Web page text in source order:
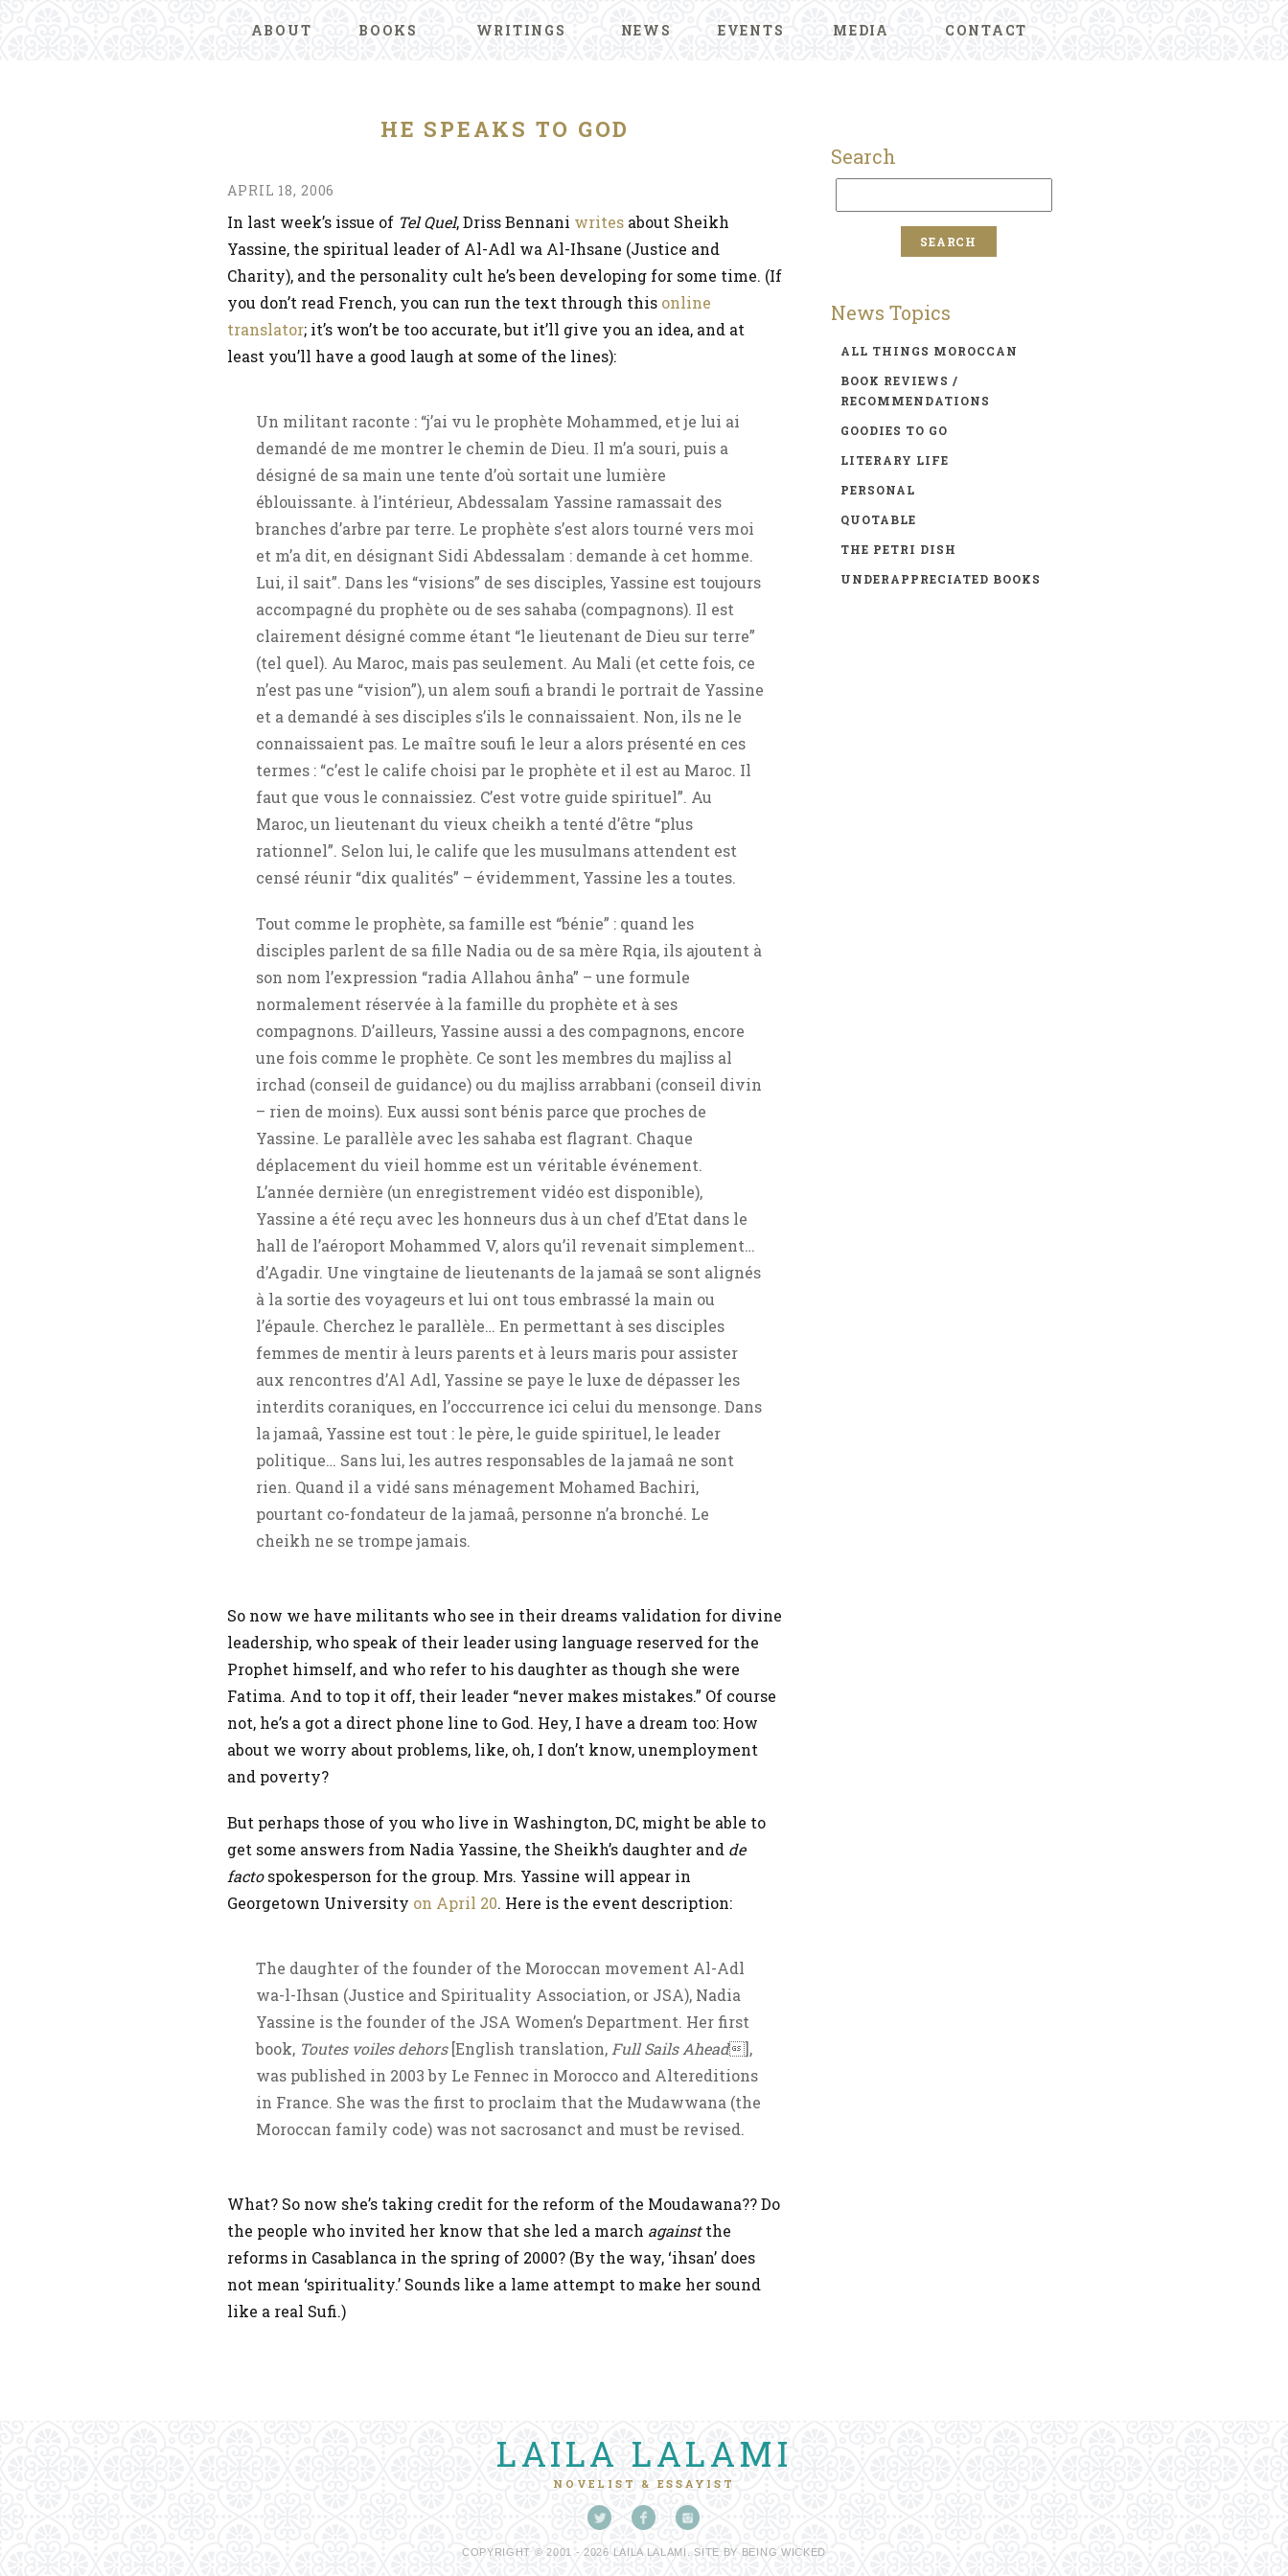
ABOUT BOOKS WRITINGS NEWS EVENTS MEDIA CONTACT
HE SPEAKS TO GOD
APRIL 18, 2006
In last week’s issue of Tel Quel, Driss Bennani writes about Sheikh
Yassine, the spiritual leader of Al-Adl wa Al-Ihsane (Justice and
Charity), and the personality cult he’s been developing for some time. (If
you don’t read French, you can run the text through this online
translator; it’s won’t be too accurate, but it’ll give you an idea, and at
least you’ll have a good laugh at some of the lines):
Un militant raconte : “j’ai vu le prophète Mohammed, et je lui ai
demandé de me montrer le chemin de Dieu. Il m’a souri, puis a
désigné de sa main une tente d’où sortait une lumière
éblouissante. à l’intérieur, Abdessalam Yassine ramassait des
branches d’arbre par terre. Le prophète s’est alors tourné vers moi
et m’a dit, en désignant Sidi Abdessalam : demande à cet homme.
Lui, il sait”. Dans les “visions” de ses disciples, Yassine est toujours
accompagné du prophète ou de ses sahaba (compagnons). Il est
clairement désigné comme étant “le lieutenant de Dieu sur terre”
(tel quel). Au Maroc, mais pas seulement. Au Mali (et cette fois, ce
n’est pas une “vision”), un alem soufi a brandi le portrait de Yassine
et a demandé à ses disciples s’ils le connaissaient. Non, ils ne le
connaissaient pas. Le maître soufi le leur a alors présenté en ces
termes : “c’est le calife choisi par le prophète et il est au Maroc. Il
faut que vous le connaissiez. C’est votre guide spirituel”. Au
Maroc, un lieutenant du vieux cheikh a tenté d’être “plus
rationnel”. Selon lui, le calife que les musulmans attendent est
censé réunir “dix qualités” – évidemment, Yassine les a toutes.
Tout comme le prophète, sa famille est “bénie” : quand les
disciples parlent de sa fille Nadia ou de sa mère Rqia, ils ajoutent à
son nom l’expression “radia Allahou ânha” – une formule
normalement réservée à la famille du prophète et à ses
compagnons. D’ailleurs, Yassine aussi a des compagnons, encore
une fois comme le prophète. Ce sont les membres du majliss al
irchad (conseil de guidance) ou du majliss arrabbani (conseil divin
– rien de moins). Eux aussi sont bénis parce que proches de
Yassine. Le parallèle avec les sahaba est flagrant. Chaque
déplacement du vieil homme est un véritable événement.
L’année dernière (un enregistrement vidéo est disponible),
Yassine a été reçu avec les honneurs dus à un chef d’Etat dans le
hall de l’aéroport Mohammed V, alors qu’il revenait simplement…
d’Agadir. Une vingtaine de lieutenants de la jamaâ se sont alignés
à la sortie des voyageurs et lui ont tous embrassé la main ou
l’épaule. Cherchez le parallèle… En permettant à ses disciples
femmes de mentir à leurs parents et à leurs maris pour assister
aux rencontres d’Al Adl, Yassine se paye le luxe de dépasser les
interdits coraniques, en l’occcurrence ici celui du mensonge. Dans
la jamaâ, Yassine est tout : le père, le guide spirituel, le leader
politique… Sans lui, les autres responsables de la jamaâ ne sont
rien. Quand il a vidé sans ménagement Mohamed Bachiri,
pourtant co-fondateur de la jamaâ, personne n’a bronché. Le
cheikh ne se trompe jamais.
So now we have militants who see in their dreams validation for divine
leadership, who speak of their leader using language reserved for the
Prophet himself, and who refer to his daughter as though she were
Fatima. And to top it off, their leader “never makes mistakes.” Of course
not, he’s a got a direct phone line to God. Hey, I have a dream too: How
about we worry about problems, like, oh, I don’t know, unemployment
and poverty?
But perhaps those of you who live in Washington, DC, might be able to
get some answers from Nadia Yassine, the Sheikh’s daughter and de
factospokesperson for the group. Mrs. Yassine will appear in
Georgetown University on April 20. Here is the event description:
The daughter of the founder of the Moroccan movement Al-Adl
wa-l-Ihsan (Justice and Spirituality Association, or JSA), Nadia
Yassine is the founder of the JSA Women’s Department. Her first
book, Toutes voiles dehors[English translation, Full Sails Ahead ],
was published in 2003 by Le Fennec in Morocco and Altereditions
in France. She was the first to proclaim that the Mudawwana (the
Moroccan family code) was not sacrosanct and must be revised.
What? So now she’s taking credit for the reform of the Moudawana?? Do
the people who invited her know that she led a march againstthe
reforms in Casablanca in the spring of 2000? (By the way, ‘ihsan’ does
not mean ‘spirituality.’ Sounds like a lame attempt to make her sound
like a real Sufi.)
Search
News Topics
ALL THINGS MOROCCAN
BOOK REVIEWS /
RECOMMENDATIONS
GOODIES TO GO
LITERARY LIFE
PERSONAL
QUOTABLE
THE PETRI DISH
UNDERAPPRECIATED BOOKS
LAILA LALAMI
NOVELIST & ESSAYIST
COPYRIGHT © 2001 - 2026 LAILA LALAMI. SITE BY BEING WICKED